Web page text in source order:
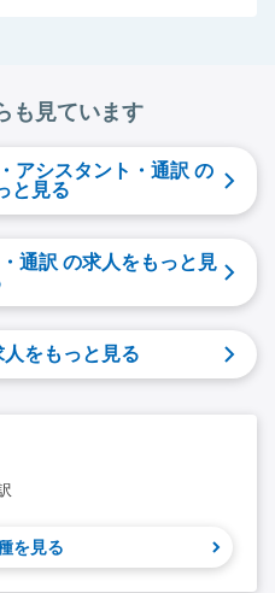
も見ています
アシスタント・通訳 の
と見る
通訳 の求人をもっと見
をもっと見る
を見る